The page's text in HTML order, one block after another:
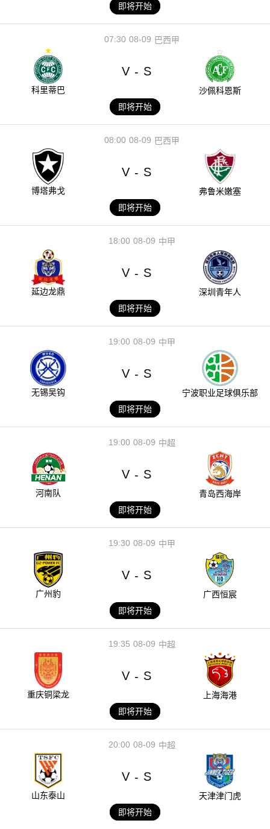
即将开始
08-09
07:30 巴西甲
科里蒂巴
V - S
沙佩科恩斯
即将开始
08-09
08:00 巴西甲
博塔弗戈
V - S
弗鲁米嫩塞
即将开始
08-09
18:00 中甲
延边龙鼎
V - S
深圳青年人
即将开始
08-09
19:00 中甲
无锡吴钩
V - S
宁波职业足球俱乐部
即将开始
08-09
19:00 中超
河南队
V - S
青岛西海岸
即将开始
08-09
19:30 中甲
广州豹
V - S
广西恒宸
即将开始
08-09
19:35 中超
重庆铜梁龙
V - S
上海海港
即将开始
08-09
20:00 中超
山东泰山
V - S
天津津门虎
即将开始